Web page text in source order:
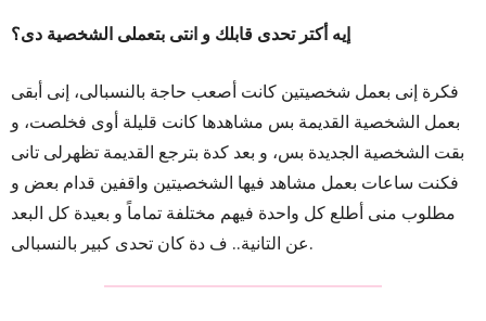
إيه أكتر تحدى قابلك و انتى بتعملى الشخصية دى؟
فكرة إنى بعمل شخصيتين كانت أصعب حاجة بالنسبالى، إنى أبقى
بعمل الشخصية القديمة بس مشاهدها كانت قليلة أوى فخلصت، و
بقت الشخصية الجديدة بس، و بعد كدة بترجع القديمة تظهرلى تانى
فكنت ساعات بعمل مشاهد فيها الشخصيتين واقفين قدام بعض و
مطلوب منى أطلع كل واحدة فيهم مختلفة تماماً و بعيدة كل البعد
عن التانية.. ف دة كان تحدى كبير بالنسبالى.